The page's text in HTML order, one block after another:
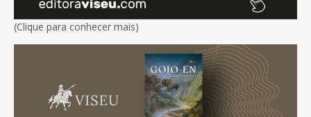
(Clique para conhecer mais)